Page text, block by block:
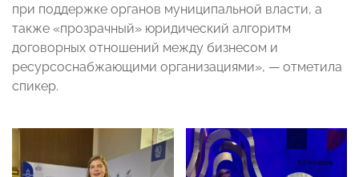
при поддержке органов муниципальной власти, а
также «прозрачный» юридический алгоритм
договорных отношений между бизнесом и
ресурсоснабжающими организациями», — отметила
спикер.